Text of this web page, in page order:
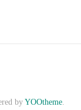
by YOOtheme.